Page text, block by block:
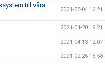
till våra
2021-05-04 16:21
2021-04-20 19:21
2021-04-13 12:07
2021-02-26 16:58